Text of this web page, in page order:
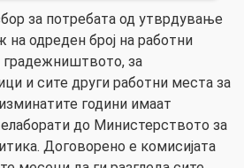
за потребата од утврдување
одреден број на работни
за
и сите други работни места за
години имаат
до Министерството за
Договорено е комисијата